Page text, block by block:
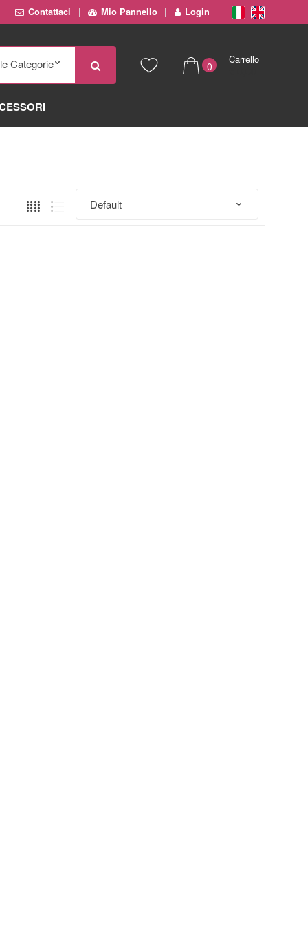
Contattaci Mio Pannello Login
0
Carrello